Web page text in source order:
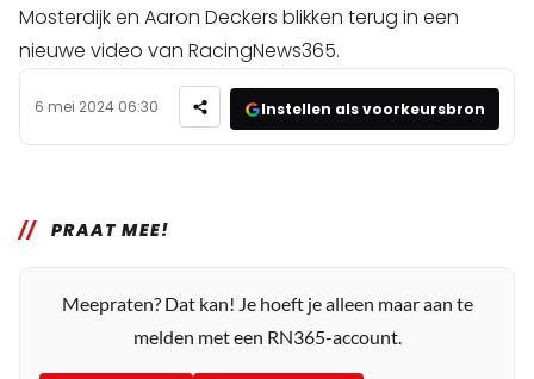
Mosterdijk en Aaron Deckers blikken terug in een
nieuwe video van RacingNews365.
6 mei 2024 06:30 Instellen als voorkeursbron
PRAAT MEE!
Meepraten? Dat kan! Je hoeft je alleen maar aan te
melden met een RN365-account.